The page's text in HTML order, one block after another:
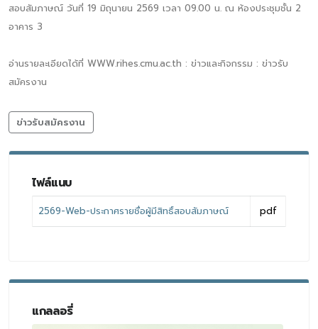
สอบสัมภาษณ์ วันที่ 19 มิถุนายน 2569 เวลา 09.00 น. ณ ห้องประชุมชั้น 2
อาคาร 3
อ่านรายละเอียดได้ที่ WWW.rihes.cmu.ac.th : ข่าวและกิจกรรม : ข่าวรับ
สมัครงาน
ข่าวรับสมัครงาน
ไฟล์แนบ
2569-Web-ประกาศรายชื่อผู้มีสิทธิ์สอบสัมภาษณ์ pdf
แกลลอรี่